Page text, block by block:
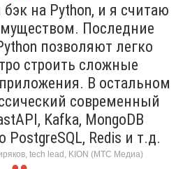
на Python, и я считаю
Последние
позволяют легко
строить сложные
В остальном
современный
Kafka, MongoDB
PostgreSQL, Redis и т.д.
tech lead, KION (МТС Медиа)